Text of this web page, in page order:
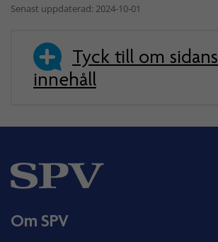
Senast uppdaterad: 2024-10-01
Tyck till om sidans
innehåll
Om SPV